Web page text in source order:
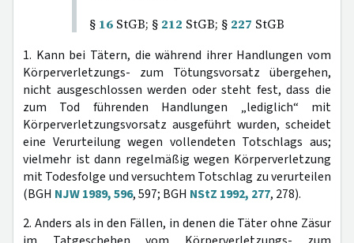
§ 16 StGB; § 212 StGB; § 227 StGB
1. Kann bei Tätern, die während ihrer Handlungen vom
Körperverletzungs- zum Tötungsvorsatz übergehen,
nicht ausgeschlossen werden oder steht fest, dass die
zum Tod führenden Handlungen „lediglich“ mit
Körperverletzungsvorsatz ausgeführt wurden, scheidet
eine Verurteilung wegen vollendeten Totschlags aus;
vielmehr ist dann regelmäßig wegen Körperverletzung
mit Todesfolge und versuchtem Totschlag zu verurteilen
(BGH NJW 1989, 596, 597; BGH NStZ 1992, 277, 278).
2. Anders als in den Fällen, in denen die Täter ohne Zäsur